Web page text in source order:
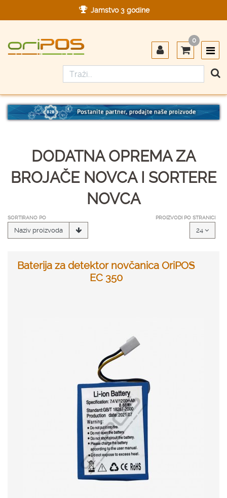
Jamstvo 3 godine
Designed in Germany
Made in Germany
0
DODATNA OPREMA ZA
BROJAČE NOVCA I SORTERE
NOVCA
SORTIRANO PO
Naziv proizvoda
PROIZVODI PO STRANICI
24
Baterija za detektor novčanica OriPOS
EC 350